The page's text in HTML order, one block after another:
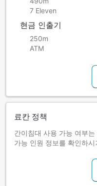
7 Eleven
현금 인출기
250m
ATM
료칸 정책
간이침대 사용 가능 여부
가능 인원 정보를 확인하